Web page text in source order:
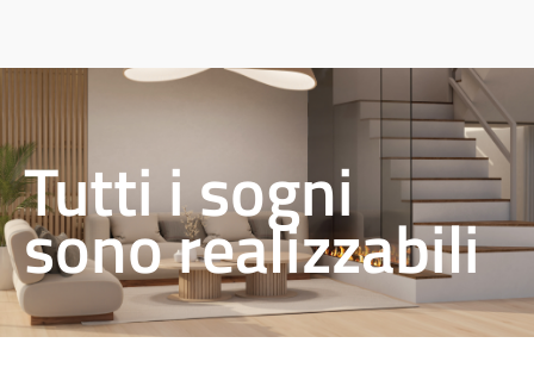
Tutti i sogni
sono realizzabili